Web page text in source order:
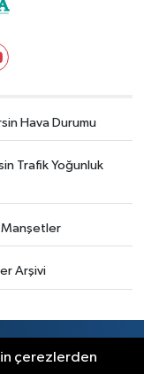
Hava Durumu
Trafik Yoğunluk
Manşetler
Arşivi
hakkı saklıdır.
çerezlerden